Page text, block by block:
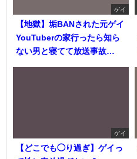
ゲイ
【地獄】垢BANされた元ゲイ
YouTuberの家行ったら知ら
ない男と寝てて放送事故…
ゲイ
【どこでも◯り過ぎ】ゲイっ